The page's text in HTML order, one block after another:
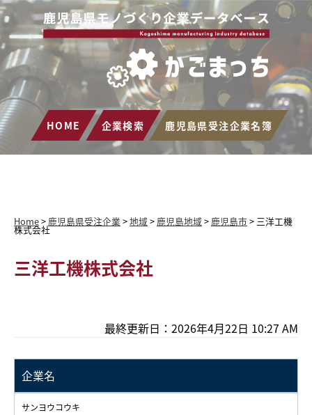
HOME 企業検索 鹿児島県受注企業名簿
Home> 鹿児島県受注企業 >地域 > 鹿児島地域 > 鹿児島市> 三洋工機
株式会社
三洋工機株式会社
最終更新日：2026年4月22日 10:27 AM
企業名
サンヨウコウキ